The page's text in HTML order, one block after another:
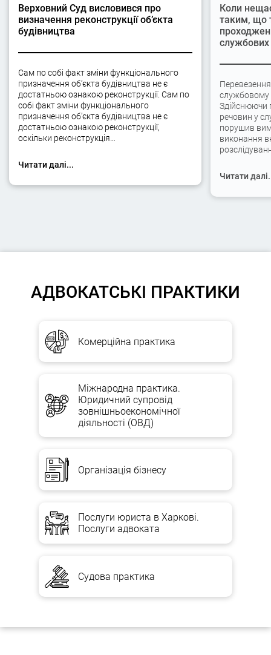
Верховний Суд висловився про
визначення реконструкції об’єкта
будівництва
Сам по собі факт зміни функціонального
призначення об’єкта будівництва не є
достатньою ознакою реконструкції. Сам по
собі факт зміни функціонального
призначення об’єкта будівництва не є
достатньою ознакою реконструкції,
оскільки реконструкція…
Читати далі...
Коли
таким, що
службових
службовому
Здійснюючи
речовин у
порушив
виконання
Читати
АДВОКАТСЬКІ ПРАКТИКИ
Комерційна практика
Міжнародна практика.
Юридичний супровід
зовнішньоекономічної
діяльності (ОВД)
Організація бізнесу
Послуги юриста в Харкові.
Послуги адвоката
Судова практика